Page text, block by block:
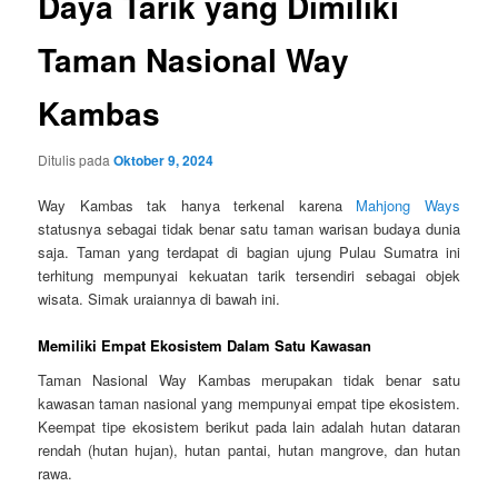
Taman Nasional Way
Kambas
Ditulis padaOktober 9, 2024
Way Kambas tak hanya terkenal karena Mahjong Ways
statusnya sebagai tidak benar satu taman warisan budaya dunia
saja. Taman yang terdapat di bagian ujung Pulau Sumatra ini
terhitung mempunyai kekuatan tarik tersendiri sebagai objek
wisata. Simak uraiannya di bawah ini.
Memiliki Empat Ekosistem Dalam Satu Kawasan
Taman Nasional Way Kambas merupakan tidak benar satu
kawasan taman nasional yang mempunyai empat tipe ekosistem.
Keempat tipe ekosistem berikut pada lain adalah hutan dataran
rendah (hutan hujan), hutan pantai, hutan mangrove, dan hutan
rawa.